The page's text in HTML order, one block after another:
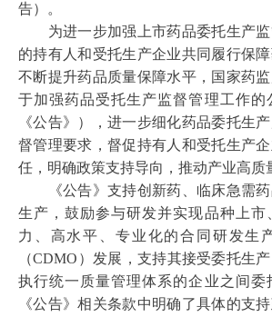
稳定性考察、药物警戒、接受药品监
况、不良信用记录等），明确沟通人员
和有关时限，确保沟通顺畅、及时有效
（八）受托生产企业应当按照《
险管理指南》等规定强化共线风险管
发生变化时（如新增商业化生产药品、
种、处方及生产工艺变更、设备设施变
大变更等），受托生产企业应当形成
风险评估结论，根据评估结论采取有效
并及时将共线生产风险评估结论和采取
报所有共线生产品种的持有人，通报
当予以保护的商业信息可不显示。对持
受托生产企业应当认真研判，采取相
告）。
为进一步加强上市药品委托生产监
的持有人和受托生产企业共同履行保障
不断提升药品质量保障水平，国家药
于加强药品受托生产监督管理工作的
《公告》），进一步细化药品委托生
督管理要求，督促持有人和受托生产
任，明确政策支持导向，推动产业高质
《公告》支持创新药、临床急需药
生产，鼓励参与研发并实现品种上市
力、高水平、专业化的合同研发生
（CDMO）发展，支持其接受委托生
执行统一质量管理体系的企业之间委
《公告》相关条款中明确了具体的支